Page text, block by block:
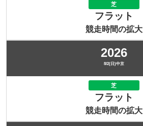
芝
フラット
競走時間の拡大
2026
8/2(日)中京
芝
フラット
競走時間の拡大